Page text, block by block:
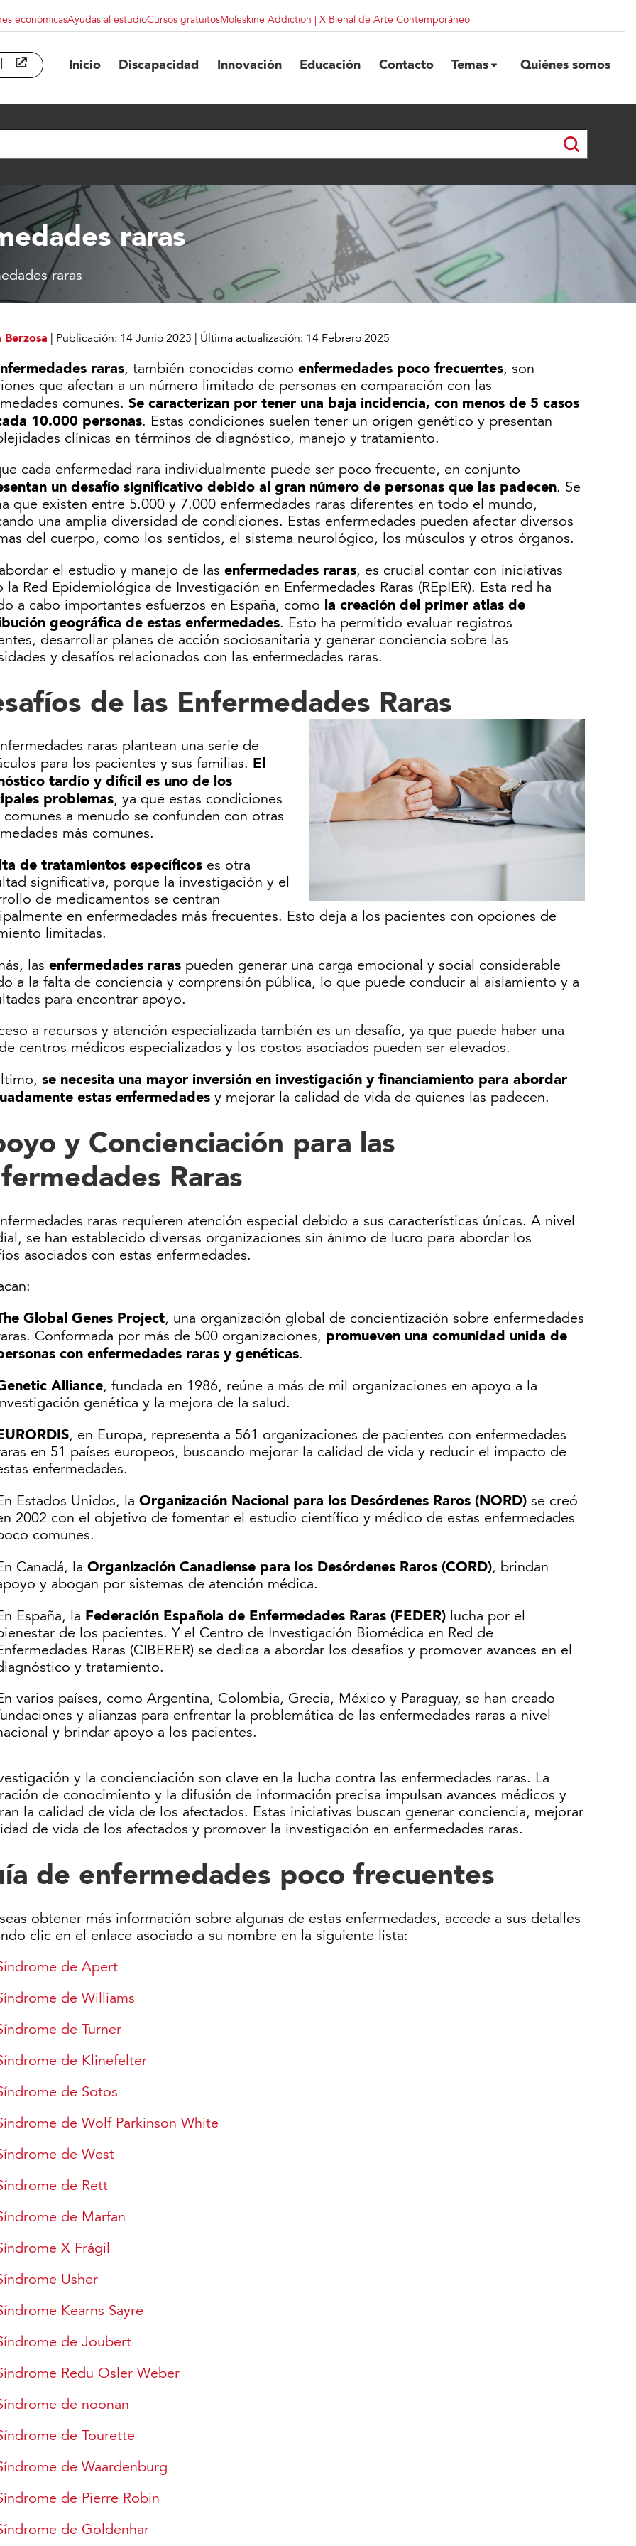
económicasAyudas al estudioCursos gratuitosMoleskine Addiction | X Bienal de Arte Contemporáneo
abre en ventana nueva
Inicio Discapacidad Innovación Educación Contacto Temas Quiénes somos
raras
raras
Berzosa | Publicación: 14 Junio 2023 | Última actualización: 14 Febrero 2025
raras, también conocidas como enfermedades poco frecuentes, son
que afectan a un número limitado de personas en comparación con las
comunes. Se caracterizan por tener una baja incidencia, con menos de 5 casos
10.000 personas. Estas condiciones suelen tener un origen genético y presentan
clínicas en términos de diagnóstico, manejo y tratamiento.
cada enfermedad rara individualmente puede ser poco frecuente, en conjunto
un desafío significativo debido al gran número de personas que las padecen. Se
que existen entre 5.000 y 7.000 enfermedades raras diferentes en todo el mundo,
una amplia diversidad de condiciones. Estas enfermedades pueden afectar diversos
del cuerpo, como los sentidos, el sistema neurológico, los músculos y otros órganos.
el estudio y manejo de las enfermedades raras, es crucial contar con iniciativas
la Red Epidemiológica de Investigación en Enfermedades Raras (REpIER). Esta red ha
a cabo importantes esfuerzos en España, como la creación del primer atlas de
geográfica de estas enfermedades. Esto ha permitido evaluar registros
desarrollar planes de acción sociosanitaria y generar conciencia sobre las
y desafíos relacionados con las enfermedades raras.
de las Enfermedades Raras
raras plantean una serie de
para los pacientes y sus familias. El
tardío y difícil es uno de los
problemas, ya que estas condiciones
a menudo se confunden con otras
más comunes.
de tratamientos específicos es otra
significativa, porque la investigación y el
de medicamentos se centran
en enfermedades más frecuentes. Esto deja a los pacientes con opciones de
limitadas.
las enfermedades raras pueden generar una carga emocional y social considerable
a la falta de conciencia y comprensión pública, lo que puede conducir al aislamiento y a
para encontrar apoyo.
a recursos y atención especializada también es un desafío, ya que puede haber una
centros médicos especializados y los costos asociados pueden ser elevados.
se necesita una mayor inversión en investigación y financiamiento para abordar
estas enfermedades y mejorar la calidad de vida de quienes las padecen.
y Concienciación para las
Raras
raras requieren atención especial debido a sus características únicas. A nivel
se han establecido diversas organizaciones sin ánimo de lucro para abordar los
asociados con estas enfermedades.
Global Genes Project, una organización global de concientización sobre enfermedades
Conformada por más de 500 organizaciones, promueven una comunidad unida de
con enfermedades raras y genéticas.
Alliance, fundada en 1986, reúne a más de mil organizaciones en apoyo a la
genética y la mejora de la salud.
, en Europa, representa a 561 organizaciones de pacientes con enfermedades
en 51 países europeos, buscando mejorar la calidad de vida y reducir el impacto de
enfermedades.
Estados Unidos, la Organización Nacional para los Desórdenes Raros (NORD) se creó
2002 con el objetivo de fomentar el estudio científico y médico de estas enfermedades
comunes.
Canadá, la Organización Canadiense para los Desórdenes Raros (CORD), brindan
y abogan por sistemas de atención médica.
España, la Federación Española de Enfermedades Raras (FEDER) lucha por el
de los pacientes. Y el Centro de Investigación Biomédica en Red de
Raras (CIBERER) se dedica a abordar los desafíos y promover avances en el
y tratamiento.
varios países, como Argentina, Colombia, Grecia, México y Paraguay, se han creado
y alianzas para enfrentar la problemática de las enfermedades raras a nivel
y brindar apoyo a los pacientes.
y la concienciación son clave en la lucha contra las enfermedades raras. La
de conocimiento y la difusión de información precisa impulsan avances médicos y
la calidad de vida de los afectados. Estas iniciativas buscan generar conciencia, mejorar
de vida de los afectados y promover la investigación en enfermedades raras.
de enfermedades poco frecuentes
obtener más información sobre algunas de estas enfermedades, accede a sus detalles
clic en el enlace asociado a su nombre en la siguiente lista:
de Apert
de Williams
de Turner
de Klinefelter
de Sotos
de Wolf Parkinson White
de West
de Rett
de Marfan
X Frágil
Usher
Kearns Sayre
de Joubert
Redu Osler Weber
de noonan
de Tourette
de Waardenburg
de Pierre Robin
de Goldenhar